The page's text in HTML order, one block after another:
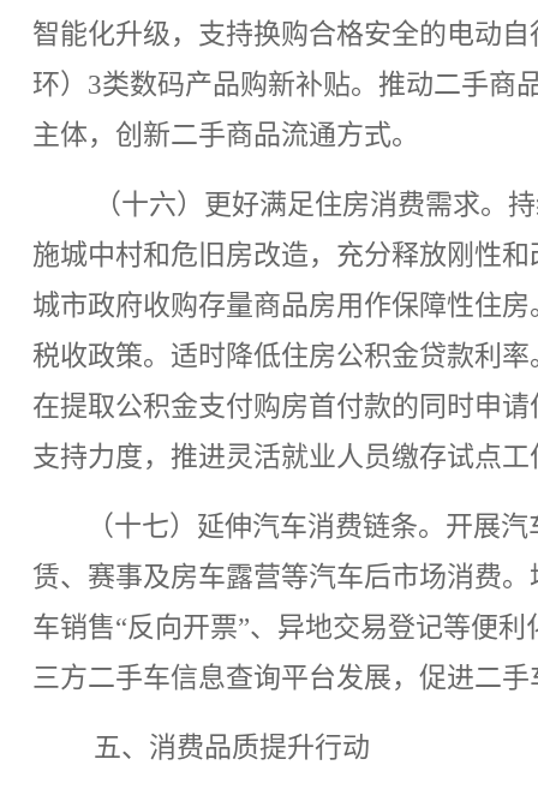
智能化升级，支持换购合格安全的电动
环）3类数码产品购新补贴。推动二手商
主体，创新二手商品流通方式。
（十六）更好满足住房消费需求。
施城中村和危旧房改造，充分释放刚性
城市政府收购存量商品房用作保障性住
税收政策。适时降低住房公积金贷款利
在提取公积金支付购房首付款的同时申
支持力度，推进灵活就业人员缴存试点工
（十七）延伸汽车消费链条。开展
赁、赛事及房车露营等汽车后市场消费
车销售“反向开票”、异地交易登记等便
三方二手车信息查询平台发展，促进二
五、消费品质提升行动